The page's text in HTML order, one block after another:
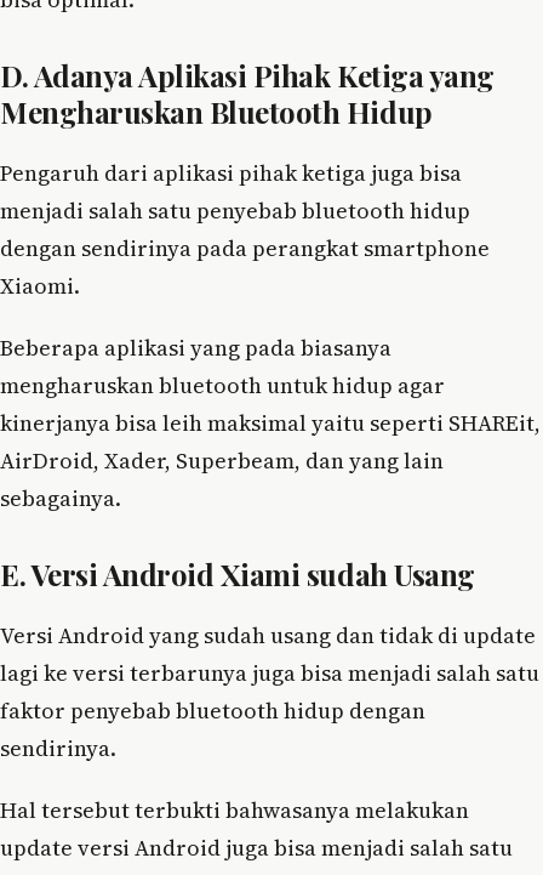
D. Adanya Aplikasi Pihak Ketiga yang
Mengharuskan Bluetooth Hidup
Pengaruh dari aplikasi pihak ketiga juga bisa
menjadi salah satu penyebab bluetooth hidup
dengan sendirinya pada perangkat smartphone
Xiaomi.
Beberapa aplikasi yang pada biasanya
mengharuskan bluetooth untuk hidup agar
kinerjanya bisa leih maksimal yaitu seperti SHAREit,
AirDroid, Xader, Superbeam, dan yang lain
sebagainya.
E. Versi Android Xiami sudah Usang
Versi Android yang sudah usang dan tidak di update
lagi ke versi terbarunya juga bisa menjadi salah satu
faktor penyebab bluetooth hidup dengan
sendirinya.
Hal tersebut terbukti bahwasanya melakukan
update versi Android juga bisa menjadi salah satu